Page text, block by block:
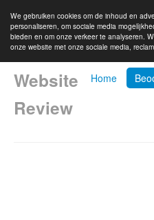
We gebruiken cookies om de inhoud en
personaliseren, om sociale media
bieden en om onze verkeer te analyseren.
onze website met onze sociale media,
Home
Website
Review